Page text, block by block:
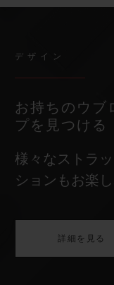
デザイン
お持ちのウブ
プを見つける
様々なストラ
ションもお楽
詳細を見る